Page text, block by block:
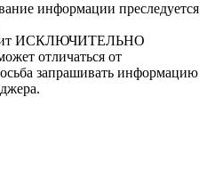
информации преследуется
ИСКЛЮЧИТЕЛЬНО
отличаться от
запрашивать информацию